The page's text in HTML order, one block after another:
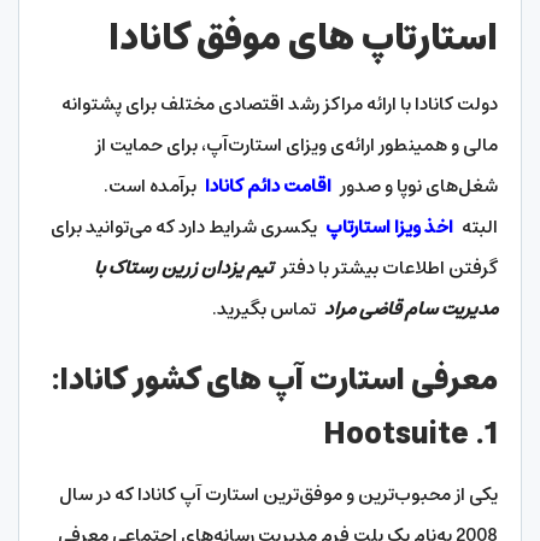
استارتاپ های موفق کانادا
دولت کانادا با ارائه مراکز رشد اقتصادی مختلف برای پشتوانه
مالی و همینطور ارائه‌ی ویزای استارت‌آپ، برای حمایت از
شغل‌های نوپا و صدور اقامت دائم کانادا برآمده است.
البته اخذ ویزا استارتاپ یکسری شرایط دارد که می‌توانید برای
گرفتن اطلاعات بیشتر با دفترتیم یزدان زرین رستاک با
مدیریت سام قاضی مراد تماس بگیرید.
معرفی استارت آپ های کشور کانادا:
1. Hootsuite
یکی از محبوب‌‌ترین و موفق‌ترین استارت آپ کانادا که در سال